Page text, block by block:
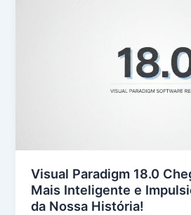
Visual Paradigm 18.0
Mais Inteligente e
da Nossa História!